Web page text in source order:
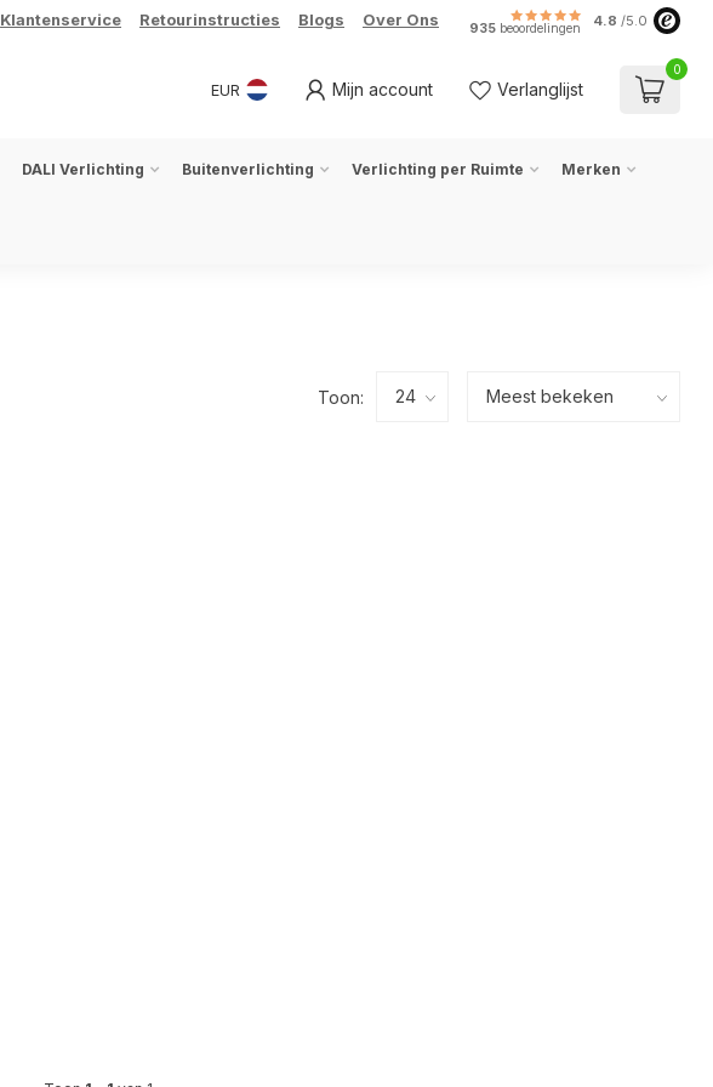
Klantenservice Retourinstructies Blogs Over Ons 935 beoordelingen 4.8 /5.0
EUR Mijn account Verlanglijst
0
DALI Verlichting Buitenverlichting Verlichting per Ruimte Merken
Toon: